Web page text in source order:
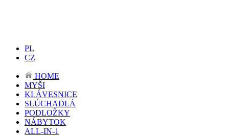
PL
CZ
HOME
MYŠI
KLÁVESNICE
SLÚCHADLÁ
PODLOŽKY
NÁBYTOK
ALL-IN-1